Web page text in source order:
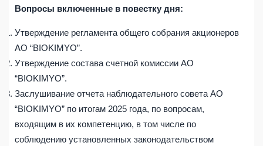
Вопросы включенные в повестку дня:
Утверждение регламента общего собрания акционеров
АО “BIOKIMYO”.
Утверждение состава счетной комиссии АО
“BIOKIMYO”.
Заслушивание отчета наблюдательного совета АО
“BIOKIMYO” по итогам 2025 года, по вопросам,
входящим в их компетенцию, в том числе по
соблюдению установленных законодательством